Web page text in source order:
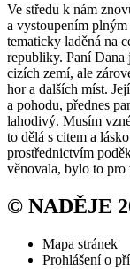
Ve středu k nám
a vystoupením
tematicky laděná na
republiky. Paní Dana
cizích zemí, ale
hor a dalších míst.
a pohodu, přednes
lahodivý. Musím
to dělá s citem a
prostřednictvím
věnovala, bylo to pro
© NADĚJE
Mapa stránek
Prohlášení o